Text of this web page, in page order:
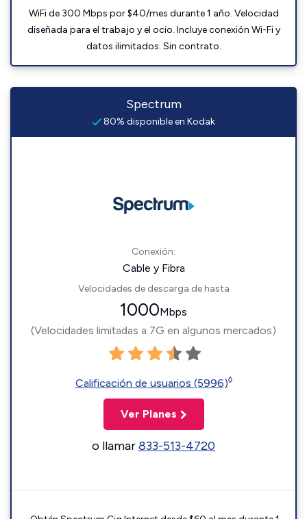
WiFi de 300 Mbps por $40/mes durante 1 año. Velocidad
diseñada para el trabajo y el ocio. Incluye conexión Wi-Fi y
datos ilimitados. Sin contrato.
Spectrum
80% disponible en Kodak
Conexión:
Cable y Fibra
Velocidades de descarga de hasta
1000Mbps
(Velocidades limitadas a 7G en algunos mercados)
Calificación de usuarios (5996)◊
Ver Planes
o llamar833-513-4720